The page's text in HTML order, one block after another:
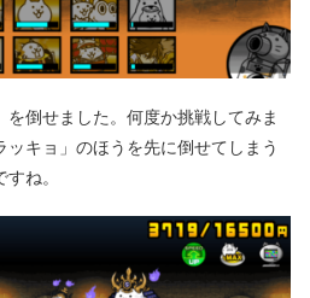
倒せました。何度か挑戦してみま
ッキョ」のほうを先に倒せてしまう
ね。